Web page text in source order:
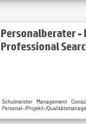
Personalberater -
Professional
Schulmeister Management
Personal-/Projekt-/